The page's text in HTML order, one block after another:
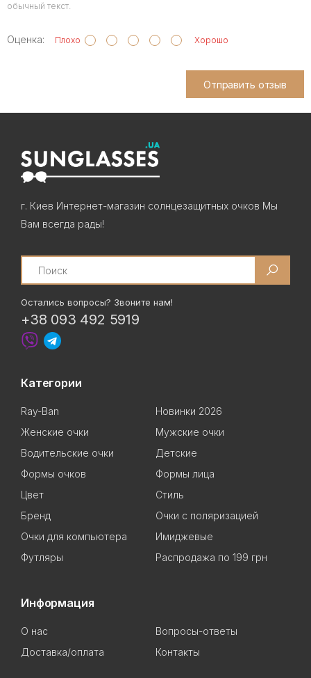
обычный текст.
Оценка: Плохо Хорошо
Отправить отзыв
г. Киев Интернет-магазин солнцезащитных очков Мы
Вам всегда рады!
Search
Остались вопросы? Звоните нам!
+38 093 492 5919
Категории
Ray-Ban
Новинки 2026
Женские очки
Мужские очки
Водительские очки
Детские
Формы очков
Формы лица
Цвет
Стиль
Бренд
Очки с поляризацией
Очки для компьютера
Имиджевые
Футляры
Распродажа по 199 грн
Информация
О нас
Вопросы-ответы
Доставка/оплата
Контакты